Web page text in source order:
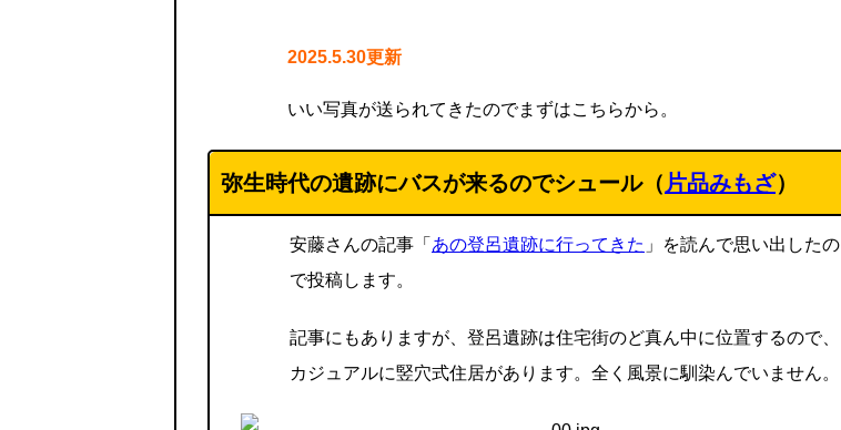
2025.5.30更新
いい写真が送られてきたのでまずはこちらから。
弥生時代の遺跡にバスが来るのでシュール（ 片品みもざ）
安藤さんの記事「 あの登呂遺跡に行ってきた 」を読んで思い出したの
で投稿します。
記事にもありますが、登呂遺跡は住宅街のど真ん中に位置するので、
カジュアルに竪穴式住居があります。全く風景に馴染んでいません。